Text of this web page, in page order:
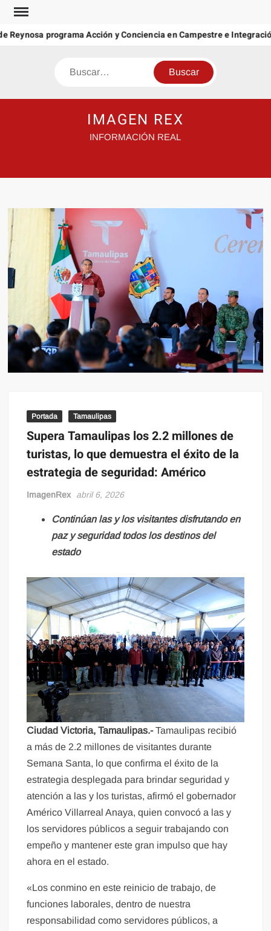
Saltar
contenidoprograma Acción y Conciencia en Campestre e Integración
Buscar
IMAGEN REX
INFORMACIÓN REAL
Portada Tamaulipas
Supera Tamaulipas los 2.2 millones de
turistas, lo que demuestra el éxito de la
estrategia de seguridad: Américo
ImagenRex abril 6, 2026
Continúan las y los visitantes disfrutando en
paz y seguridad todos los destinos del
estado
Ciudad Victoria, Tamaulipas.-Tamaulipas recibió
a más de 2.2 millones de visitantes durante
Semana Santa, lo que confirma el éxito de la
estrategia desplegada para brindar seguridad y
atención a las y los turistas, afirmó el gobernador
Américo Villarreal Anaya, quien convocó a las y
los servidores públicos a seguir trabajando con
empeño y mantener este gran impulso que hay
ahora en el estado.
«Los conmino en este reinicio de trabajo, de
funciones laborales, dentro de nuestra
responsabilidad como servidores públicos, a